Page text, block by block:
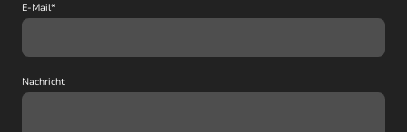
E-Mail*
Nachricht